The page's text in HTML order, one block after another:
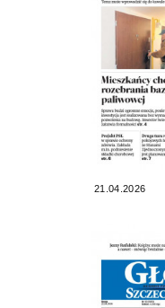
21.04.2026